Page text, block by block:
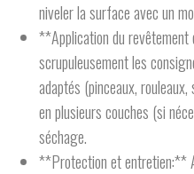
niveler la surface avec un
**Application du
scrupuleusement les
adaptés (pinceaux,
en plusieurs couches (si
séchage.
**Protection et entretien:**